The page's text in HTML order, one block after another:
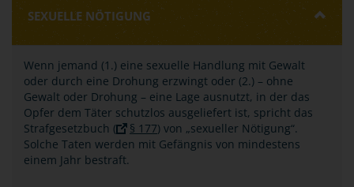
SEXUELLE NÖTIGUNG
Wenn jemand (1.) eine sexuelle Handlung mit Gewalt
oder durch eine Drohung erzwingt oder (2.) – ohne
Gewalt oder Drohung – eine Lage ausnutzt, in der das
Opfer dem Täter schutzlos ausgeliefert ist, spricht das
Strafgesetzbuch (
§ 177) von „sexueller Nötigung“.
Solche Taten werden mit Gefängnis von mindestens
einem Jahr bestraft.